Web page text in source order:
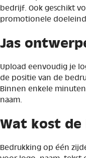
bedrijf. Ook geschikt
promotionele
Jas
Upload eenvoudig je
de positie van de
Binnen enkele
naam.
Wat kost de
Bedrukking op één